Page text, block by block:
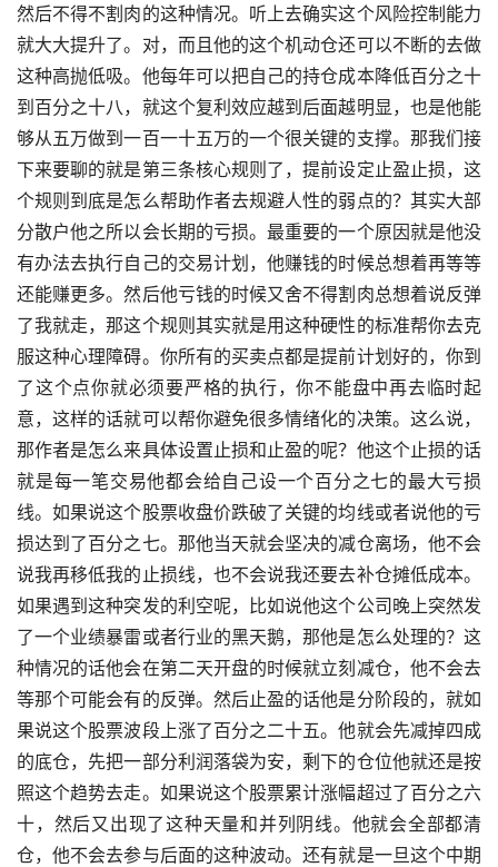
然后不得不割肉的这种情况。听上去确实这个风险控制能力
就大大提升了。对，而且他的这个机动仓还可以不断的去做
这种高抛低吸。他每年可以把自己的持仓成本降低百分之十
到百分之十八，就这个复利效应越到后面越明显，也是他能
够从五万做到一百一十五万的一个很关键的支撑。那我们接
下来要聊的就是第三条核心规则了，提前设定止盈止损，这
个规则到底是怎么帮助作者去规避人性的弱点的？其实大部
分散户他之所以会长期的亏损。最重要的一个原因就是他没
有办法去执行自己的交易计划，他赚钱的时候总想着再等等
还能赚更多。然后他亏钱的时候又舍不得割肉总想着说反弹
了我就走，那这个规则其实就是用这种硬性的标准帮你去克
服这种心理障碍。你所有的买卖点都是提前计划好的，你到
了这个点你就必须要严格的执行，你不能盘中再去临时起
意，这样的话就可以帮你避免很多情绪化的决策。这么说，
那作者是怎么来具体设置止损和止盈的呢？他这个止损的话
就是每一笔交易他都会给自己设一个百分之七的最大亏损
线。如果说这个股票收盘价跌破了关键的均线或者说他的亏
损达到了百分之七。那他当天就会坚决的减仓离场，他不会
说我再移低我的止损线，也不会说我还要去补仓摊低成本。
如果遇到这种突发的利空呢，比如说他这个公司晚上突然发
了一个业绩暴雷或者行业的黑天鹅，那他是怎么处理的？这
种情况的话他会在第二天开盘的时候就立刻减仓，他不会去
等那个可能会有的反弹。然后止盈的话他是分阶段的，就如
果说这个股票波段上涨了百分之二十五。他就会先减掉四成
的底仓，先把一部分利润落袋为安，剩下的仓位他就还是按
照这个趋势去走。如果说这个股票累计涨幅超过了百分之六
十，然后又出现了这种天量和并列阴线。他就会全部都清
仓，他不会去参与后面的这种波动。还有就是一旦这个中期